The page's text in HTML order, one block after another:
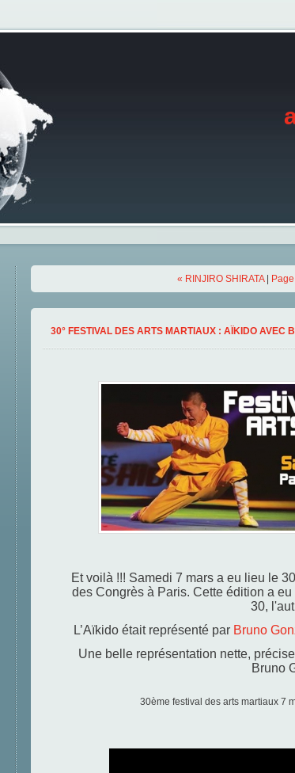
« RINJIRO SHIRATA|
30° FESTIVAL DES ARTS MARTIAUX : AÏKIDO AVEC
Et voilà !!! Samedi 7 mars a eu lieu le
des Congrès à Paris. Cette édition a
30,
L’Aïkido était représenté par Bruno
Une belle représentation nette,
Bruno
30ème festival des arts martiaux 7